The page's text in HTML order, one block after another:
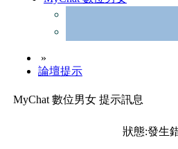
»
論壇提示
MyChat 數位男女 提示訊息
狀態:發生